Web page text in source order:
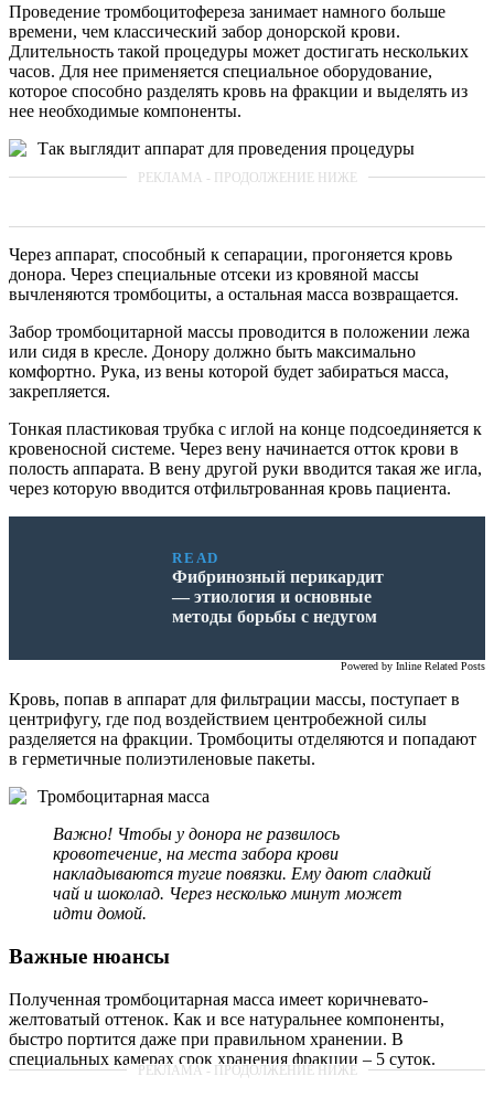
Проведение тромбоцитофереза занимает намного больше
времени, чем классический забор донорской крови.
Длительность такой процедуры может достигать нескольких
часов. Для нее применяется специальное оборудование,
которое способно разделять кровь на фракции и выделять из
нее необходимые компоненты.
Так выглядит аппарат для проведения процедуры
Через аппарат, способный к сепарации, прогоняется кровь
донора. Через специальные отсеки из кровяной массы
вычленяются тромбоциты, а остальная масса возвращается.
Забор тромбоцитарной массы проводится в положении лежа
или сидя в кресле. Донору должно быть максимально
комфортно. Рука, из вены которой будет забираться масса,
закрепляется.
Тонкая пластиковая трубка с иглой на конце подсоединяется к
кровеносной системе. Через вену начинается отток крови в
полость аппарата. В вену другой руки вводится такая же игла,
через которую вводится отфильтрованная кровь пациента.
READ
Фибринозный перикардит
— этиология и основные
методы борьбы с недугом
Powered by Inline Related Posts
Кровь, попав в аппарат для фильтрации массы, поступает в
центрифугу, где под воздействием центробежной силы
разделяется на фракции. Тромбоциты отделяются и попадают
в герметичные полиэтиленовые пакеты.
Тромбоцитарная масса
Важно! Чтобы у донора не развилось
кровотечение, на места забора крови
накладываются тугие повязки. Ему дают сладкий
чай и шоколад. Через несколько минут может
идти домой.
Важные нюансы
Полученная тромбоцитарная масса имеет коричневато-
желтоватый оттенок. Как и все натуральнее компоненты,
быстро портится даже при правильном хранении. В
специальных камерах срок хранения фракции – 5 суток.